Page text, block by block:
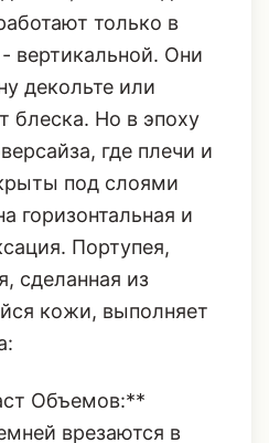
где плечи и
под слоями
горизонтальная и
Портупея,
сделанная из
кожи, выполняет
Объемов:**
врезаются в
силуэт
Тела:**